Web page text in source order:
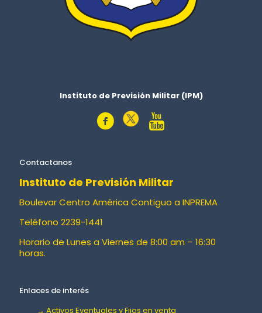
Instituto de Previsión Militar (IPM)
Contactanos
Instituto de Previsión Militar
Boulevar Centro América Contiguo a INPREMA
Teléfono 2239-1441
Horario de Lunes a Viernes de 8:00 am – 16:30
horas.
Enlaces de interés
→ Activos Eventuales y Fijos en venta